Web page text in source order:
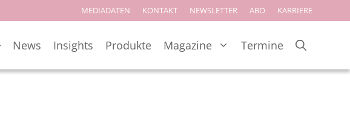
MEDIADATEN KONTAKT NEWSLETTER ABO KARRIERE
News Insights Produkte Magazine Termine